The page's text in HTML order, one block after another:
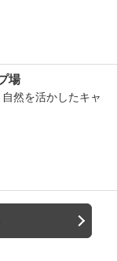
場
然を活かしたキャ